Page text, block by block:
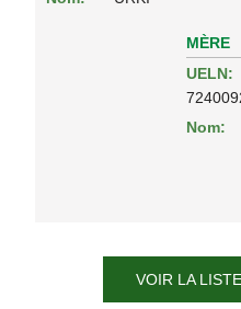
MÈRE
UELN:
Nom:
VOIR LA